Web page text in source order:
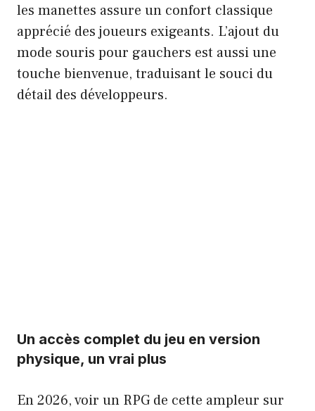
les manettes assure un confort classique
apprécié des joueurs exigeants. L’ajout du
mode souris pour gauchers est aussi une
touche bienvenue, traduisant le souci du
détail des développeurs.
Un accès complet du jeu en version
physique, un vrai plus
En 2026, voir un RPG de cette ampleur sur